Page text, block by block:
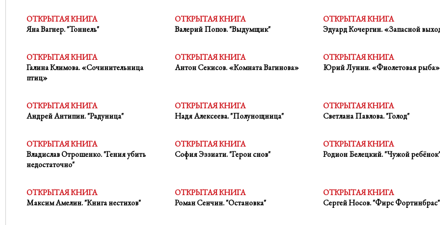
ОТКРЫТАЯ КНИГА
Яна Вагнер. "Тоннель"
ОТКРЫТАЯ КНИГА
Валерий Попов. "Выдумщик"
ОТКРЫТАЯ КНИГА
Эдуард Кочергин. «Запасной
ОТКРЫТАЯ КНИГА
Галина Климова. «Сочинительница
птиц»
ОТКРЫТАЯ КНИГА
Антон Секисов. «Комната Вагинова»
ОТКРЫТАЯ КНИГА
Юрий Лунин. «Фиолетовая рыба»
ОТКРЫТАЯ КНИГА
Андрей Антипин. "Радуница"
ОТКРЫТАЯ КНИГА
Надя Алексеева. "Полунощница"
ОТКРЫТАЯ КНИГА
Светлана Павлова. "Голод"
ОТКРЫТАЯ КНИГА
Владислав Отрошенко. "Гения убить
недостаточно"
ОТКРЫТАЯ КНИГА
София Эззиати. "Герои снов"
ОТКРЫТАЯ КНИГА
Родион Белецкий. "Чужой
ОТКРЫТАЯ КНИГА
Максим Амелин. "Книга нестихов"
ОТКРЫТАЯ КНИГА
Роман Сенчин. "Остановка"
ОТКРЫТАЯ КНИГА
Сергей Носов. "Фирс Фортинбрас"